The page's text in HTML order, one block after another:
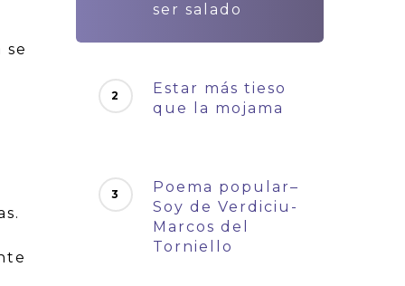
se
ser salado
Estar más tieso
que la mojama
Poema popular–
Soy de Verdiciu-
Marcos del
Torniello